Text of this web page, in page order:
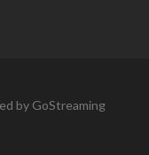
by GoStreaming